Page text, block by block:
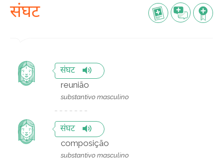
संघट
संघट
reunião
substantivo masculino
संघट
composição
substantivo masculino